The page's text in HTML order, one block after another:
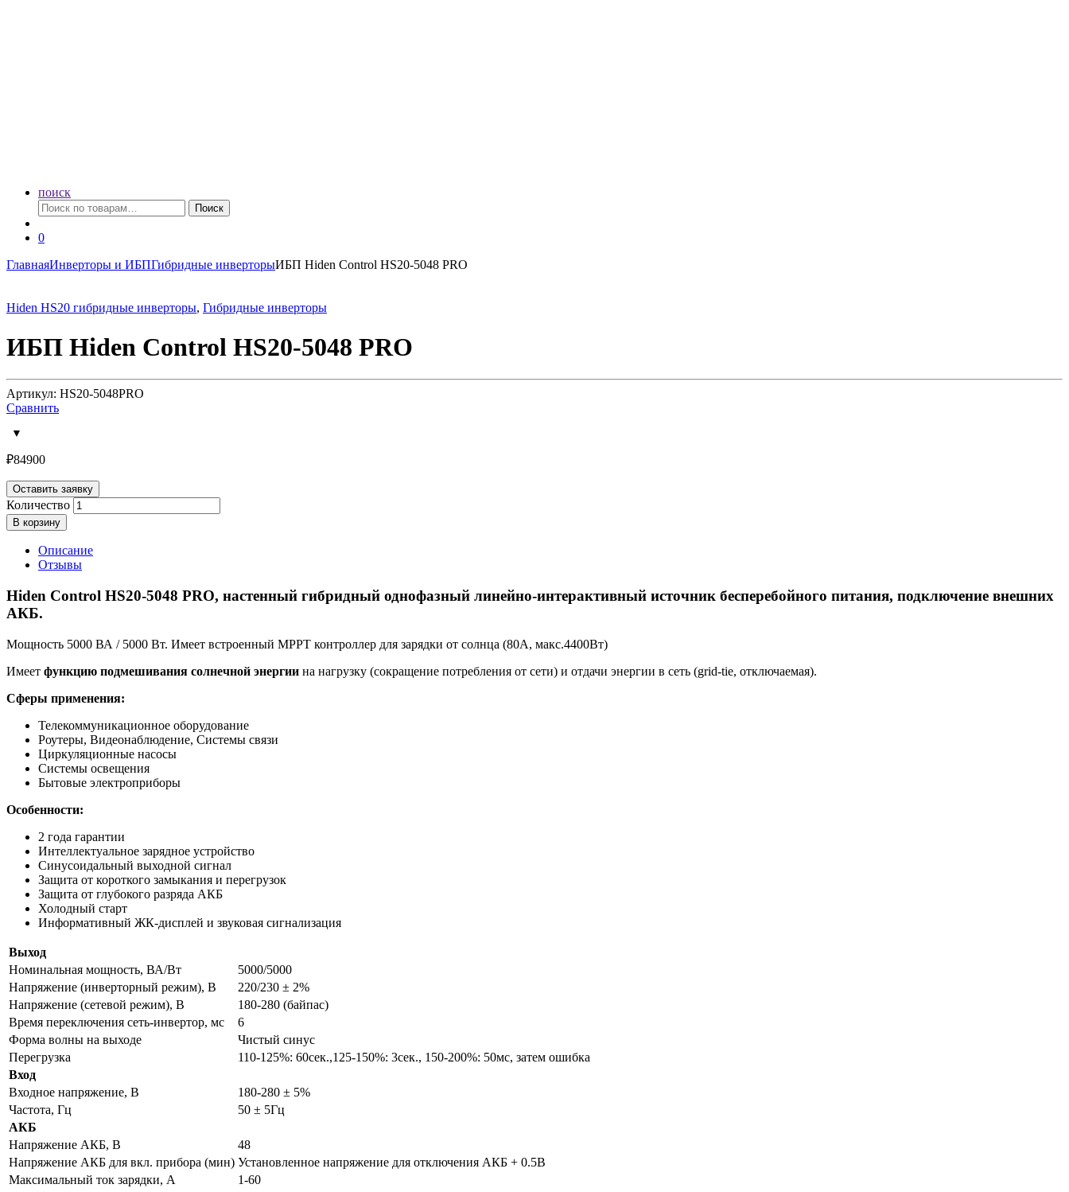
поиск
Искать:
Поиск
0
ГлавнаяИнверторы и ИБПГибридные инверторыИБП Hiden Control HS20-5048 PRO
Hiden HS20 гибридные инверторы, Гибридные инверторы
ИБП Hiden Control HS20-5048 PRO
Артикул: HS20-5048PRO
Сравнить
₽84900
Оставить заявку
Количество
В корзину
Описание
Отзывы
Hiden Control HS20-5048 PRO, настенный гибридный однофазный линейно-интерактивный источник бесперебойного питания, подключение внешних
АКБ.
Мощность 5000 ВА / 5000 Вт. Имеет встроенный MPPT контроллер для зарядки от солнца (80А, макс.4400Вт)
Имеет функцию подмешивания солнечной энергии на нагрузку (сокращение потребления от сети) и отдачи энергии в сеть (grid-tie, отключаемая).
Сферы применения:
Телекоммуникационное оборудование
Роутеры, Видеонаблюдение, Системы связи
Циркуляционные насосы
Системы освещения
Бытовые электроприборы
Особенности:
2 года гарантии
Интеллектуальное зарядное устройство
Синусоидальный выходной сигнал
Защита от короткого замыкания и перегрузок
Защита от глубокого разряда АКБ
Холодный старт
Информативный ЖК-дисплей и звуковая сигнализация
Выход
Номинальная мощность, ВА/Вт
5000/5000
Напряжение (инверторный режим), В
220/230 ± 2%
Напряжение (сетевой режим), В
180-280 (байпас)
Время переключения сеть-инвертор, мс
6
Форма волны на выходе
Чистый синус
Перегрузка
110-125%: 60сек.,125-150%: 3сек., 150-200%: 50мс, затем ошибка
Вход
Входное напряжение, В
180-280 ± 5%
Частота, Гц
50 ± 5Гц
АКБ
Напряжение АКБ, В
48
Напряжение АКБ для вкл. прибора (мин) Установленное напряжение для отключения АКБ + 0.5В
Максимальный ток зарядки, А
1-60